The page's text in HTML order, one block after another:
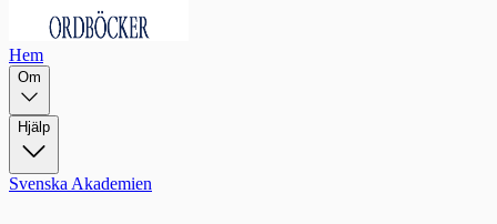
Hem
Om
Hjälp
Svenska Akademien